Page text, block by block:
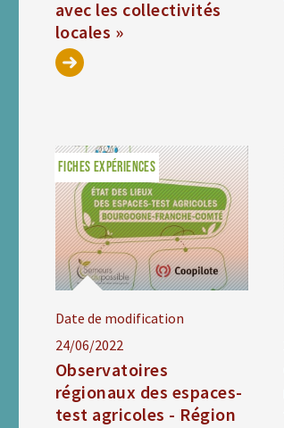
avec les collectivités
locales »
Date de modification
24/06/2022
Observatoires
régionaux des espaces-
test agricoles - Région
FICHES EXPÉRIENCES